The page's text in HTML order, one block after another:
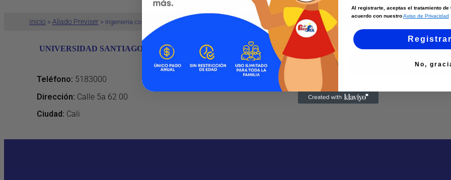
Inicio > Aliado Previser > Ingenieria comercial (profesional)
UNIVERSIDAD SANTIAGO DE CALI – CALI
Teléfono: 5183000
Dirección: Calle 5a 62 00
Ciudad: Cali
Al registrarte, aceptas el tratamiento
acuerdo con nuestroAviso de Privacidad
No,